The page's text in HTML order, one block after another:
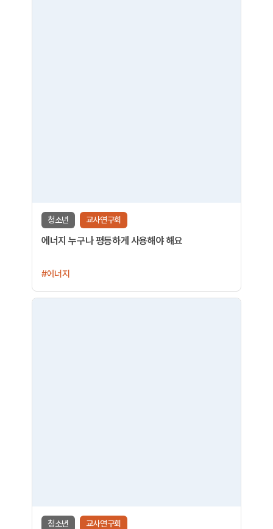
청소년 교사연구회
에너지 누구나 평등하게 사용해야 해요
#에너지
청소년 교사연구회